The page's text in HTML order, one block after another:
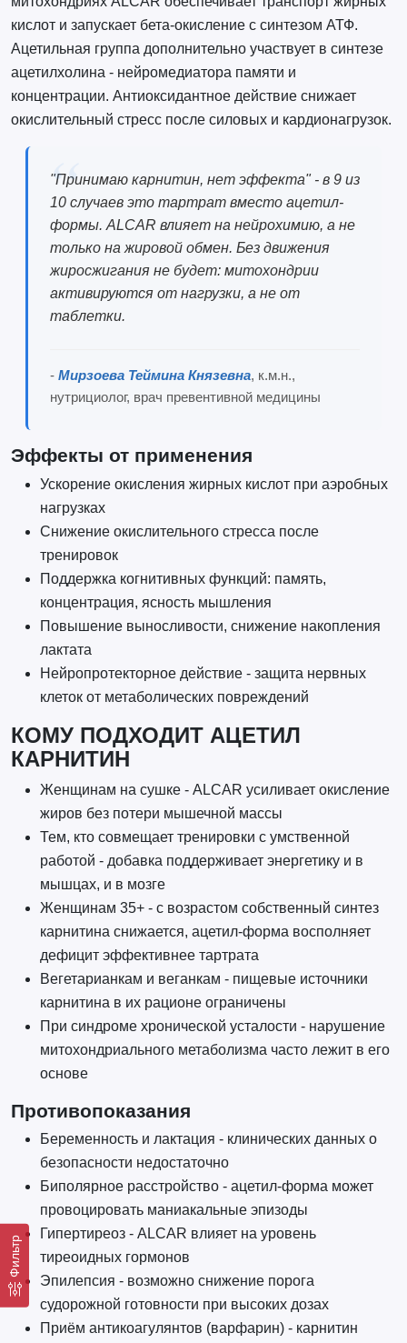
Фильтр
кислот и запускает бета-окисление с синтезом АТФ.
Ацетильная группа дополнительно участвует в синтезе
ацетилхолина - нейромедиатора памяти и
концентрации. Антиоксидантное действие снижает
окислительный стресс после силовых и кардионагрузок.
"Принимаю карнитин, нет эффекта" - в 9 из
10 случаев это тартрат вместо ацетил-
формы. ALCAR влияет на нейрохимию, а не
только на жировой обмен. Без движения
жиросжигания не будет: митохондрии
активируются от нагрузки, а не от
таблетки.
- Мирзоева Теймина Князевна, к.м.н.,
нутрициолог, врач превентивной медицины
Эффекты от применения
Ускорение окисления жирных кислот при аэробных
нагрузках
Снижение окислительного стресса после
тренировок
Поддержка когнитивных функций: память,
концентрация, ясность мышления
Повышение выносливости, снижение накопления
лактата
Нейропротекторное действие - защита нервных
клеток от метаболических повреждений
КОМУ ПОДХОДИТ АЦЕТИЛ
КАРНИТИН
Женщинам на сушке - ALCAR усиливает окисление
жиров без потери мышечной массы
Тем, кто совмещает тренировки с умственной
работой - добавка поддерживает энергетику и в
мышцах, и в мозге
Женщинам 35+ - с возрастом собственный синтез
карнитина снижается, ацетил-форма восполняет
дефицит эффективнее тартрата
Вегетарианкам и веганкам - пищевые источники
карнитина в их рационе ограничены
При синдроме хронической усталости - нарушение
митохондриального метаболизма часто лежит в его
основе
Противопоказания
Беременность и лактация - клинических данных о
безопасности недостаточно
Биполярное расстройство - ацетил-форма может
провоцировать маниакальные эпизоды
Гипертиреоз - ALCAR влияет на уровень
тиреоидных гормонов
Эпилепсия - возможно снижение порога
судорожной готовности при высоких дозах
Приём антикоагулянтов (варфарин) - карнитин